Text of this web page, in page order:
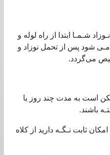
شـمـا ابتدا از راه لوله‌ و
شود پس‌ از تحمل‌ نوزاد و
می‌گردد.
است‌ به‌ مدت چند روز یا
باشند.
ثابت‌ نـگـه‌ دارید از کلاه